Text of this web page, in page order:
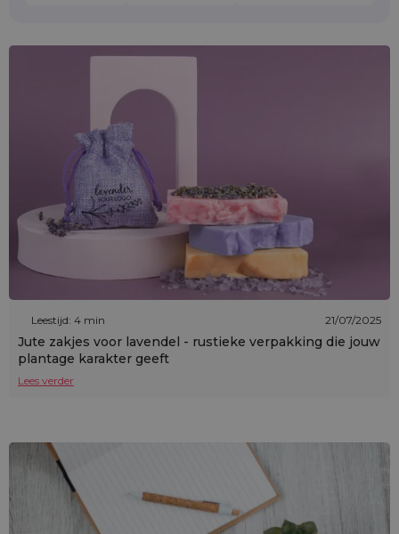
Leestijd: 4 min 21/07/2025
Jute zakjes voor lavendel - rustieke verpakking die jouw
plantage karakter geeft
Lees verder